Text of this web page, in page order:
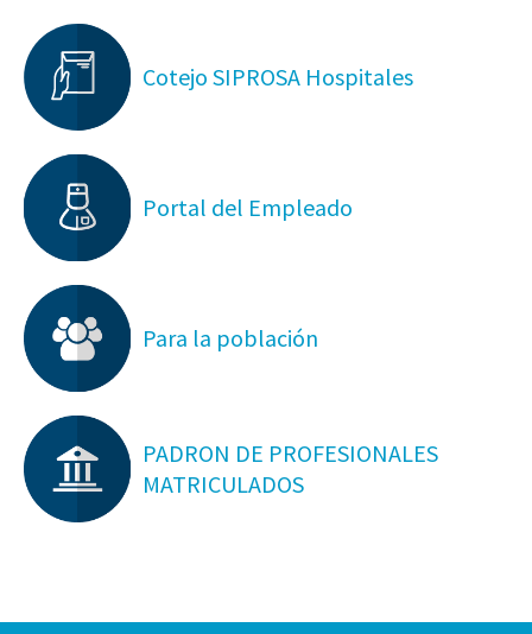
Cotejo SIPROSA Hospitales
Portal del Empleado
Para la población
PADRON DE PROFESIONALES
MATRICULADOS